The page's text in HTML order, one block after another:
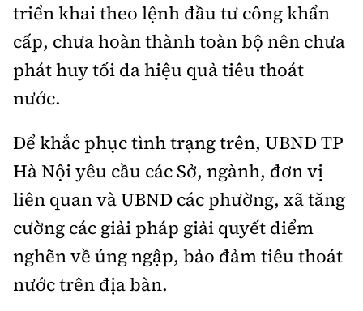
Thông tin tòa
soạn
triển khai theo lệnh đầu tư công khẩn
cấp, chưa hoàn thành toàn bộ nên chưa
phát huy tối đa hiệu quả tiêu thoát
nước.
Để khắc phục tình trạng trên, UBND TP
Hà Nội yêu cầu các Sở, ngành, đơn vị
liên quan và UBND các phường, xã tăng
cường các giải pháp giải quyết điểm
nghẽn về úng ngập, bảo đảm tiêu thoát
nước trên địa bàn.